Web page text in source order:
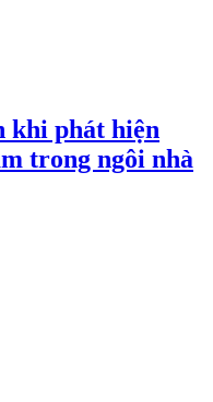
khi phát hiện
trong ngôi nhà